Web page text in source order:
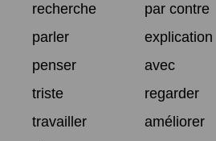
recherche
par contre
parler
explication
penser
avec
triste
regarder
travailler
améliorer